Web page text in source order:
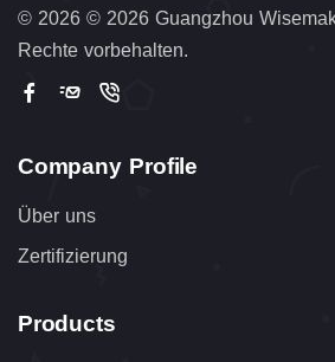
© 2026 © 2026 Guangzhou
Rechte vorbehalten.
Company Profile
Über uns
Zertifizierung
Products